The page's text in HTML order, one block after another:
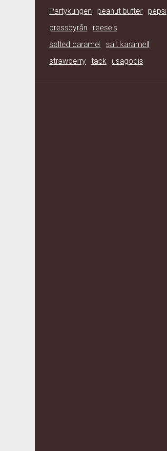
Partykungen
peanut butter
pepsi
pressbyrån
reese's
salted caramel
salt karamell
strawberry tack usagodis